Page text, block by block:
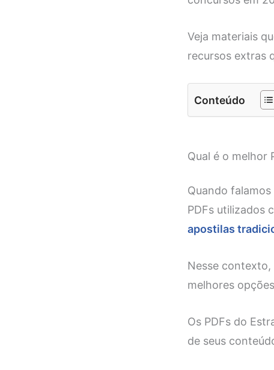
Veja materiais
recursos extras
Conteúdo
Qual é o melhor
Quando
PDFs utilizados
apostilas
Nesse contexto,
melhores
Os PDFs do
de seus